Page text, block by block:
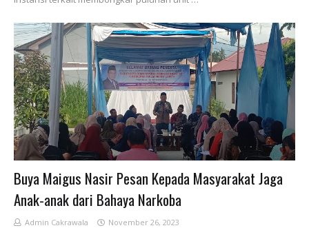
Buya Maigus Nasir Pesan Kepada Masyarakat Jaga
Anak-anak dari Bahaya Narkoba
Admin Cakrawala November 26, 2023